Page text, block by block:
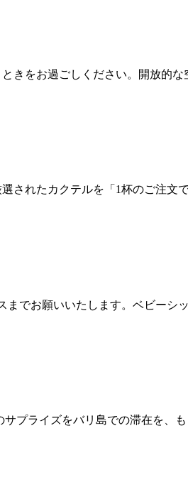
きをお過ごしください。開放的な
されたカクテルを「1杯のご注文
でお願いいたします。ベビーシ
プライズをバリ島での滞在を、